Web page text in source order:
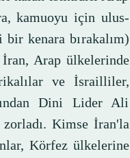
kamuoyu için ulus-
bir kenara bırakalım)
İran, Arap ülkelerinde
ve İsrailliler,
Dini Lider Ali
zorladı. Kimse İran'la
Körfez ülkelerine